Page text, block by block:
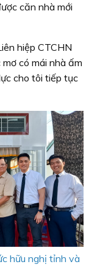
căn nhà mới
hiệp CTCHN
có mái nhà ấm
cho tôi tiếp tục
hữu nghị tỉnh và